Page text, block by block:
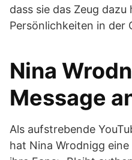
dass sie das Zeug
Persönlichkeiten in der
Nina
Message
Als aufstrebende
hat Nina Wrodnigg